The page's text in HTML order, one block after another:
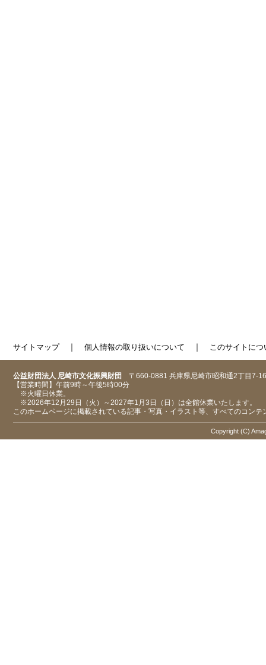
サイトマップ｜ 個人情報の取り扱いについて ｜ このサイトにつ
公益財団法人 尼崎市文化振興財団 〒660-0881 兵庫県尼崎市昭和通2丁目7-16
【営業時間】午前9時～午後5時00分
※火曜日休業。
※2026年12月29日（火）～2027年1月3日（日）は全館休業いたします。
このホームページに掲載されている記事・写真・イラスト等、すべてのコン
Copyright (C)